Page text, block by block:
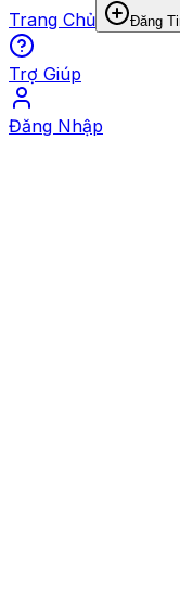
Trang Chủ Đăng
Trợ Giúp
Đăng Nhập